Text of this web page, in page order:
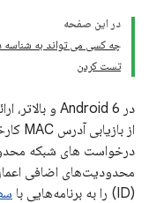
در این صفحه
چه کسی می تواند به شناسه
تست کردن
محدودیت‌های اضافی
(ID) را به برنامه‌هایی با